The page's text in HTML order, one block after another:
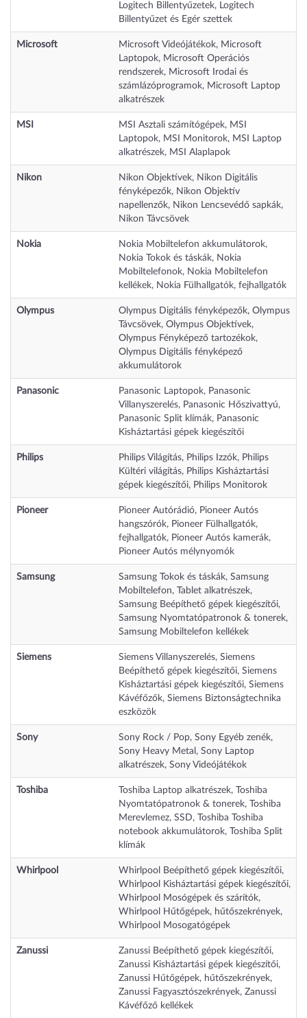
Logitech Billentyűzetek, Logitech
Billentyűzet és Egér szettek
Microsoft Microsoft Videójátékok, Microsoft
Laptopok, Microsoft Operációs
rendszerek, Microsoft Irodai és
számlázóprogramok, Microsoft Laptop
alkatrészek
MSI MSI Asztali számítógépek, MSI
Laptopok, MSI Monitorok, MSI Laptop
alkatrészek, MSI Alaplapok
Nikon Nikon Objektívek, Nikon Digitális
fényképezők, Nikon Objektív
napellenzők, Nikon Lencsevédő sapkák,
Nikon Távcsövek
Nokia Nokia Mobiltelefon akkumulátorok,
Nokia Tokok és táskák, Nokia
Mobiltelefonok, Nokia Mobiltelefon
kellékek, Nokia Fülhallgatók, fejhallgatók
Olympus Olympus Digitális fényképezők, Olympus
Távcsövek, Olympus Objektívek,
Olympus Fényképező tartozékok,
Olympus Digitális fényképező
akkumulátorok
Panasonic Panasonic Laptopok, Panasonic
Villanyszerelés, Panasonic Hőszivattyú,
Panasonic Split klímák, Panasonic
Kisháztartási gépek kiegészítői
Philips Philips Világítás, Philips Izzók, Philips
Kültéri világítás, Philips Kisháztartási
gépek kiegészítői, Philips Monitorok
Pioneer Pioneer Autórádió, Pioneer Autós
hangszórók, Pioneer Fülhallgatók,
fejhallgatók, Pioneer Autós kamerák,
Pioneer Autós mélynyomók
Samsung Samsung Tokok és táskák, Samsung
Mobiltelefon, Tablet alkatrészek,
Samsung Beépíthető gépek kiegészítői,
Samsung Nyomtatópatronok & tonerek,
Samsung Mobiltelefon kellékek
Siemens Siemens Villanyszerelés, Siemens
Beépíthető gépek kiegészítői, Siemens
Kisháztartási gépek kiegészítői, Siemens
Kávéfőzők, Siemens Biztonságtechnika
eszközök
Sony Sony Rock / Pop, Sony Egyéb zenék,
Sony Heavy Metal , Sony Laptop
alkatrészek, Sony Videójátékok
Toshiba Toshiba Laptop alkatrészek,
Toshiba
Nyomtatópatronok & tonerek,
Toshiba
Merevlemez, SSD,
Toshiba Toshiba
notebook akkumulátorok,
Toshiba Split
klímák
Whirlpool Whirlpool Beépíthető gépek kiegészítői,
Whirlpool Kisháztartási gépek kiegészítői,
Whirlpool Mosógépek és szárítók,
Whirlpool Hűtőgépek, hűtőszekrények,
Whirlpool Mosogatógépek
Zanussi Zanussi Beépíthető gépek kiegészítői,
Zanussi Kisháztartási gépek kiegészítői,
Zanussi Hűtőgépek, hűtőszekrények,
Zanussi Fagyasztószekrények, Zanussi
Kávéfőző kellékek